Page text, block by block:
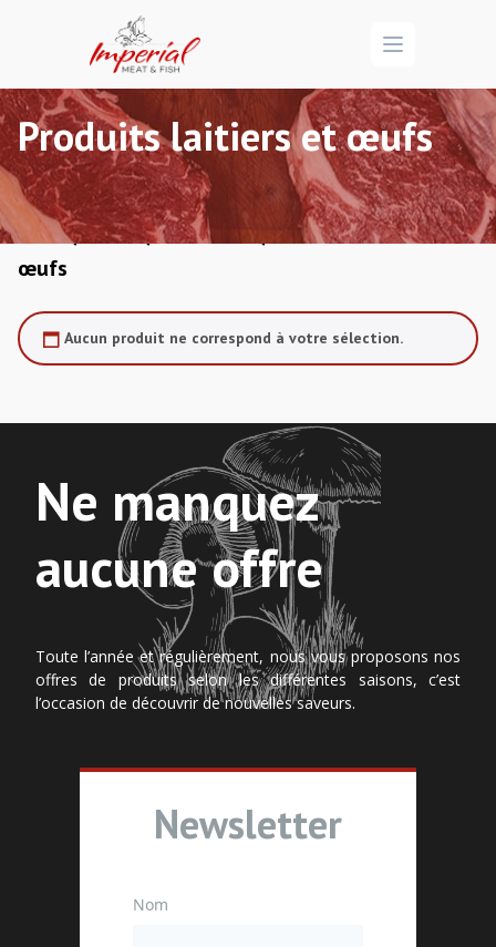
Open menu
Produits laitiers et œufs
Accueil/ Marché/Alimentation
/ Produits laitiers et
œufs
Aucun produit ne correspond à votre sélection.
Ne manquez
aucune offre
Toute l’année et régulièrement, nous vous proposons nos
offres de produits selon les différentes saisons, c’est
l’occasion de découvrir de nouvelles saveurs.
Newsletter
Nom